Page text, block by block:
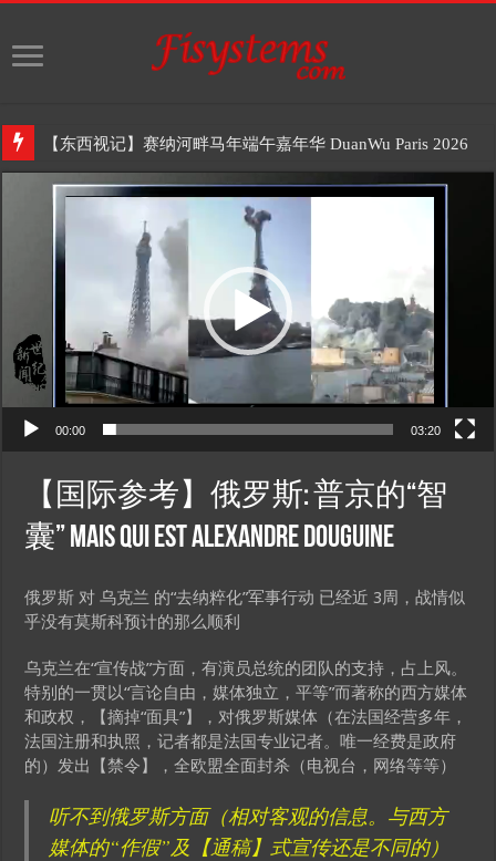
【东西视记】赛纳河畔马年端午嘉年华 DuanWu Paris 2026
00:00 03:20
【国际参考】俄罗斯: 普京的“智
囊” Mais qui est Alexandre Douguine
俄罗斯 对 乌克兰 的“去纳粹化”军事行动 已经近 3周，战情似
乎没有莫斯科预计的那么顺利
乌克兰在“宣传战”方面，有演员总统的团队的支持，占上风。
特别的一贯以“言论自由，媒体独立，平等”而著称的西方媒体
和政权，【摘掉“面具”】，对俄罗斯媒体（在法国经营多年，
法国注册和执照，记者都是法国专业记者。唯一经费是政府
的）发出【禁令】，全欧盟全面封杀（电视台，网络等等）
听不到俄罗斯方面（相对客观的信息。与西方
媒体的“作假”及【通稿】式宣传还是不同的）